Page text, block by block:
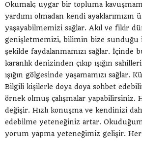
Okumak; uygar bir topluma
yardımı olmadan kendi ayaklarımızın
yaşayabilmemizi sağlar. Akıl ve fikir
genişletmemizi, bilimin bize sunduğu
şekilde faydalanmamızı sağlar. İçinde
karanlık denizinden çıkıp ışığın
ışığın gölgesinde yaşamamızı sağlar.
Bilgili kişilerle doya doya sohbet
örnek olmuş çalışmalar yapabilirsiniz.
değişir. Hızlı konuşma ve kendinizi
edebilme yeteneğiniz artar.
yorum yapma yeteneğimiz gelişir.